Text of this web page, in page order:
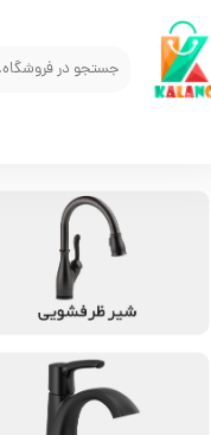
حساب کاربری من
تغییر گذر واژه
خروج از حساب کاربری